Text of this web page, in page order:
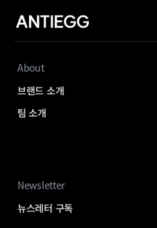
About
브랜드 소개
팀 소개
Newsletter
뉴스레터 구독